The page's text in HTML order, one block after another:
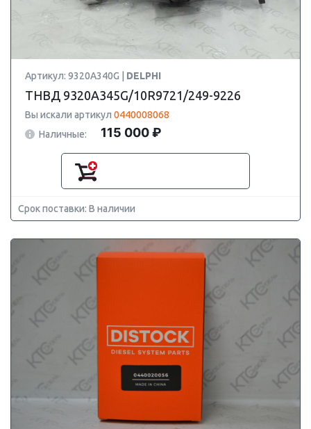
Артикул: 9320A340G | DELPHI
ТНВД 9320A345G/10R9721/249-9226
Вы искали артикул 0440008068
Наличные:
115 000 ₽
Срок поставки: В наличии